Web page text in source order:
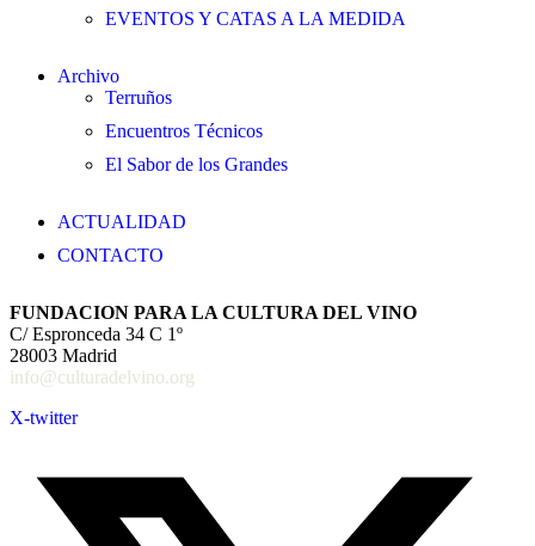
EVENTOS Y CATAS A LA MEDIDA
Archivo
Terruños
Encuentros Técnicos
El Sabor de los Grandes
ACTUALIDAD
CONTACTO
FUNDACION PARA LA CULTURA DEL VINO
C/ Espronceda 34 C 1º
28003 Madrid
info@culturadelvino.org
X-twitter